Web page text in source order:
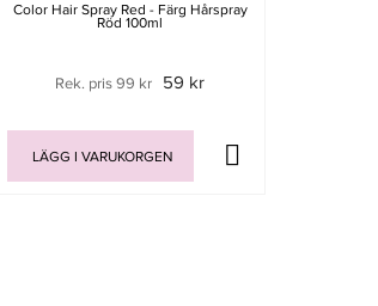
Color Hair Spray Red - Färg Hårspray
Röd 100ml
Rek. pris 99 kr 59 kr
LÄGG I VARUKORGEN